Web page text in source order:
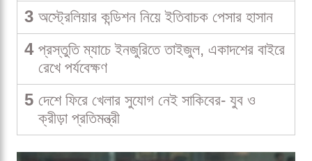
3 অস্ট্রেলিয়ার কন্ডিশন নিয়ে ইতিবাচক পেসার হাসান
4 প্রস্তুতি ম্যাচে ইনজুরিতে তাইজুল, একাদশের বাইরে
রেখে পর্যবেক্ষণ
5 দেশে ফিরে খেলার সুযোগ নেই সাকিবের- যুব ও
ক্রীড়া প্রতিমন্ত্রী